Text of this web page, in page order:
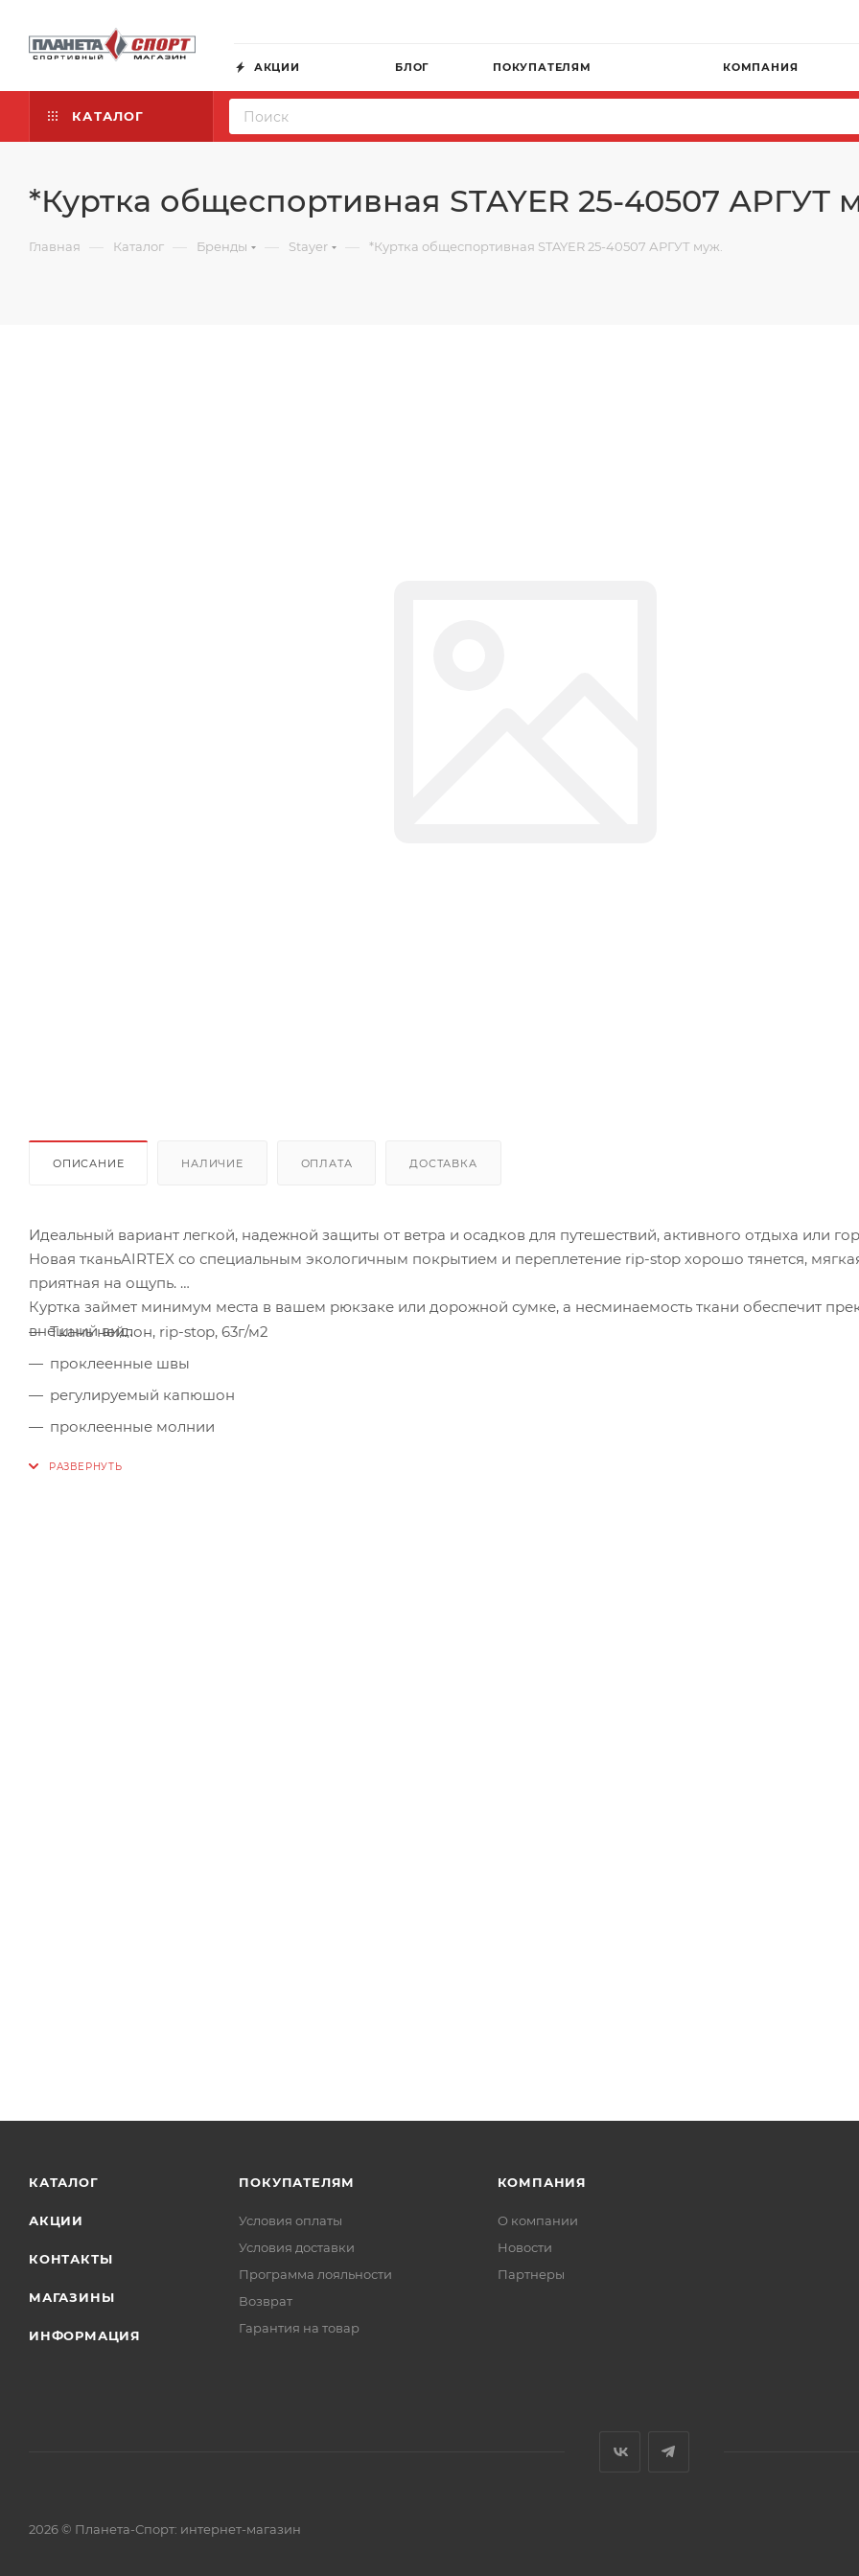
АКЦИИ БЛОГ ПОКУПАТЕЛЯМ КОМПАНИЯ
КАТАЛОГ
*Куртка общеспортивная STAYER 25-40507 АРГУТ
Главная — Каталог — Бренды — Stayer — *Куртка общеспортивная STAYER 25-40507 АРГУТ муж.
ОПИСАНИЕ НАЛИЧИЕ ОПЛАТА ДОСТАВКА
Идеальный вариант легкой, надежной защиты от ветра и осадков для путешествий, активного отдыха или
Новая тканьAIRTEX со специальным экологичным покрытием и переплетение rip-stop хорошо тянется,
приятная на ощупь.
Куртка займет минимум места в вашем рюкзаке или дорожной сумке, а несминаемость ткани обеспечит
внешний вид.
Ткань нейлон, rip-stop, 63г/м2
проклеенные швы
регулируемый капюшон
проклеенные молнии
центральная молния с двойным замком
КАТАЛОГ
АКЦИИ
КОНТАКТЫ
МАГАЗИНЫ
ИНФОРМАЦИЯ
ПОКУПАТЕЛЯМ
Условия оплаты
Условия доставки
Программа лояльности
Возврат
Гарантия на товар
КОМПАНИЯ
О компании
Новости
Партнеры
2026 © Планета-Спорт: интернет-магазин